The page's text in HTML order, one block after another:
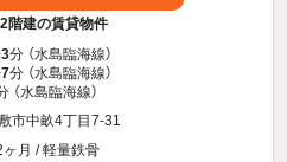
階建の賃貸物件
3分 （水島臨海線）
7分 （水島臨海線）
（水島臨海線）
市中畝4丁目7-31
月 / 軽量鉄骨